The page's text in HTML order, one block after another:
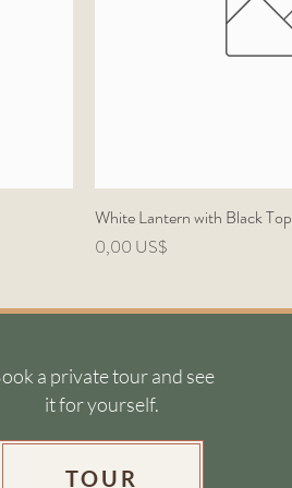
White Lantern with Black Top
Precio
0,00 US$
a private tour and see
it for yourself.
TOUR